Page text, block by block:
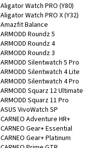
Aligator Watch PRO (Y80)
Aligator Watch PRO X (Y32)
Amazfit Balance
ARMODD Roundz 5
ARMODD Roundz 4
ARMODD Roundz 3
ARMODD Silentwatch 5 Pro
ARMODD Silentwatch 4 Lite
ARMODD Silentwatch 4 Pro
ARMODD Squarz 12 Ultimate
ARMODD Squarz 11 Pro
ASUS VivoWatch SP
CARNEO Adventure HR+
CARNEO Gear+ Essential
CARNEO Gear+ Platinum